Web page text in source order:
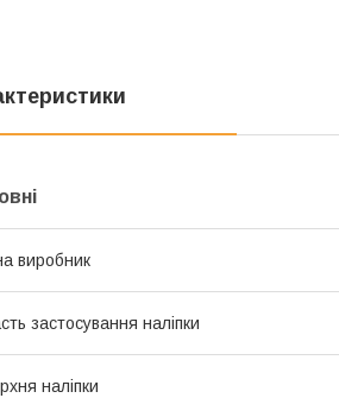
виробник
застосування наліпки
наліпки